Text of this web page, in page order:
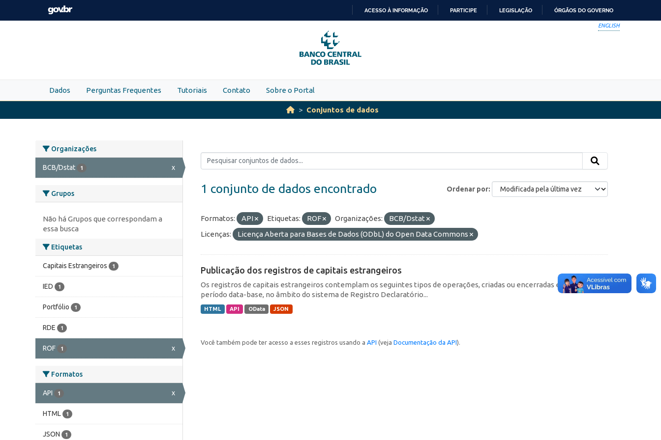
Skip to main content
PARA
O
CONTEÚDO
ACESSO À INFORMAÇÃO PARTICIPE LEGISLAÇÃO ÓRGÃOS DO GOVERNO
ENGLISH
Dados Perguntas Frequentes Tutoriais Contato Sobre o Portal
Conjuntos de dados
Organizações
BCB/Dstat 1 x
Grupos
Não há Grupos que correspondam a
essa busca
Etiquetas
Capitais Estrangeiros 1
IED 1
Portfólio 1
RDE 1
ROF 1 x
Formatos
API 1 x
HTML 1
JSON 1
Ordenar por
1 conjunto de dados encontrado
Formatos: API Etiquetas: ROF Organizações:
BCB/Dstat
Licenças:
Licença Aberta para Bases de Dados (ODbL) do Open Data Commons
Publicação dos registros de capitais estrangeiros
Os registros de capitais estrangeiros contemplam os seguintes tipos de operações, criadas ou encerradas em cada
período data-base, no âmbito do sistema de Registro Declaratório...
HTML API OData JSON
Você também pode ter acesso a esses registros usando a API (veja Documentação da API).